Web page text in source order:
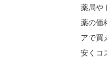
薬局や
薬の価
アで買
安くコ